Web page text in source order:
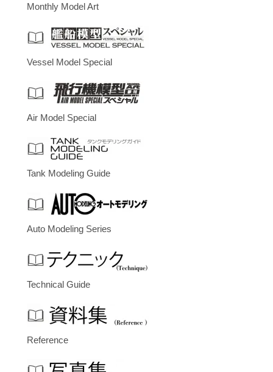
Monthly Model Art
Vessel Model Special
Air Model Special
Tank Modeling Guide
Auto Modeling Series
Technical Guide
Reference